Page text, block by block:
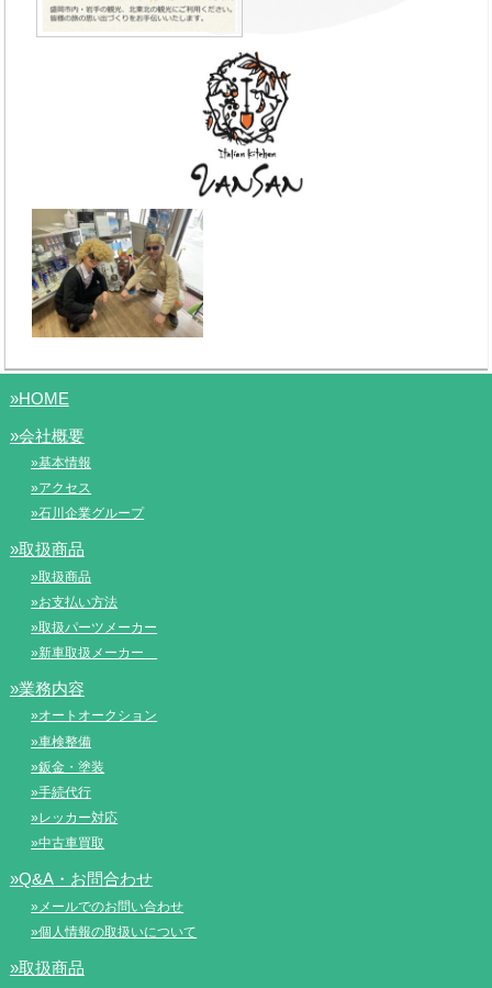
»HOME
»会社概要
»基本情報
»アクセス
»石川企業グループ
»取扱商品
»取扱商品
»お支払い方法
»取扱パーツメーカー
»新車取扱メーカー
»業務内容
»オートオークション
»車検整備
»鈑金・塗装
»手続代行
»レッカー対応
»中古車買取
»Q&A・お問合わせ
»メールでのお問い合わせ
»個人情報の取扱いについて
»取扱商品